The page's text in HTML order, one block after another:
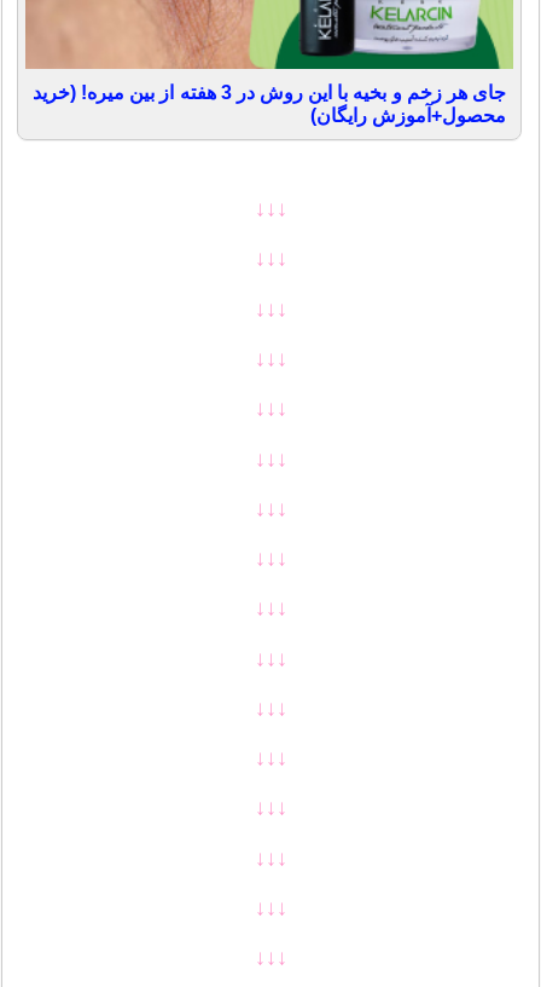
جای هر زخم و بخیه با این روش در 3 هفته از بین میره! (خرید
محصول+آموزش رایگان)
↓↓↓
↓↓↓
↓↓↓
↓↓↓
↓↓↓
↓↓↓
↓↓↓
↓↓↓
↓↓↓
↓↓↓
↓↓↓
↓↓↓
↓↓↓
↓↓↓
↓↓↓
↓↓↓